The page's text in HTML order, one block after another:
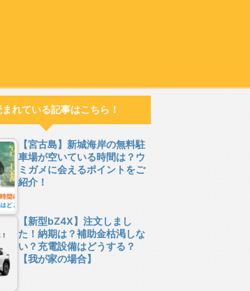
まれている記事はこちら！
【宮古島】新城海岸の無料駐
車場が空いている時間は？ウ
ミガメに会えるポイントをご
紹介！
【新型bZ4X】注文しまし
た！納期は？補助金枯渇しな
い？充電設備はどうする？
【我が家の場合】